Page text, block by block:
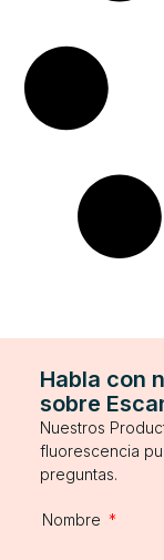
Habla con
sobre
Nuestros
fluorescencia
preguntas.
Nombre